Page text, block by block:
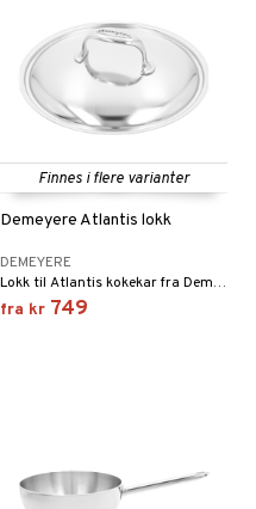
Finnes i flere varianter
Demeyere Atlantis lokk
DEMEYERE
Lokk til Atlantis kokekar fra Demeyere.
fra kr 749